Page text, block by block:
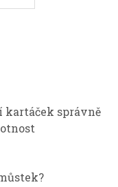
správně